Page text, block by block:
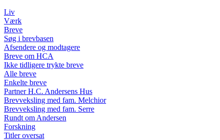
Liv
Værk
Breve
Søg i brevbasen
Afsendere og modtagere
Breve om HCA
Ikke tidligere trykte breve
Alle breve
Enkelte breve
Partner H.C. Andersens Hus
Brevveksling med fam. Melchior
Brevveksling med fam. Serre
Rundt om Andersen
Forskning
Titler oversat